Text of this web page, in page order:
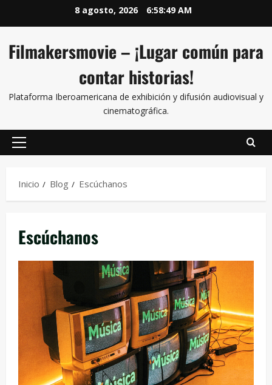
8 agosto, 2026 6:58:50 AM
Filmakersmovie – ¡Lugar común para
contar historias!
Plataforma Iberoamericana de exhibición y difusión audiovisual y
cinematográfica.
Inicio Blog Escúchanos
Escúchanos